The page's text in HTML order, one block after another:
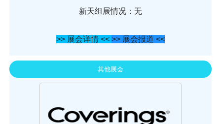
新天组展情况：无
>> 展会详情 << >> 展会报道 <<
其他展会